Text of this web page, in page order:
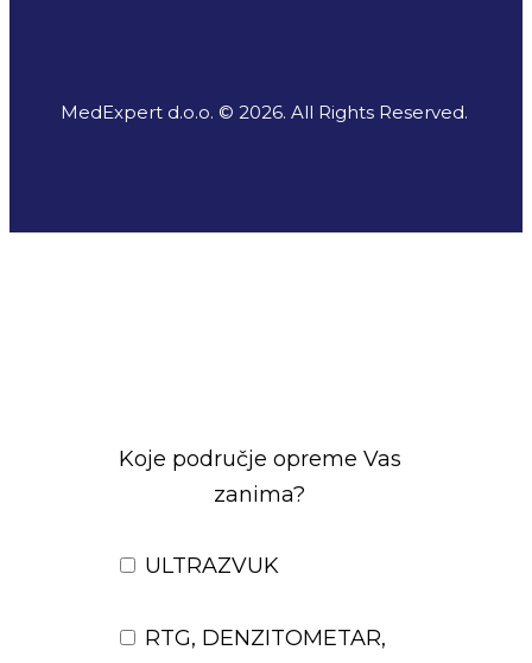
MedExpert d.o.o. © 2026. All Rights Reserved.
Koje područje opreme Vas
zanima?
ULTRAZVUK
RTG, DENZITOMETAR,